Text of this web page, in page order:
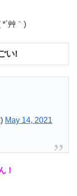
艸｀)
い!
May 14, 2021
！